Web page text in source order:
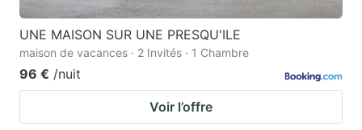
changing
dates.
changing
dates.
UNE MAISON SUR UNE PRESQU'ILE
maison de vacances · 2 Invités · 1 Chambre
96 € /nuit
Voir l’offre